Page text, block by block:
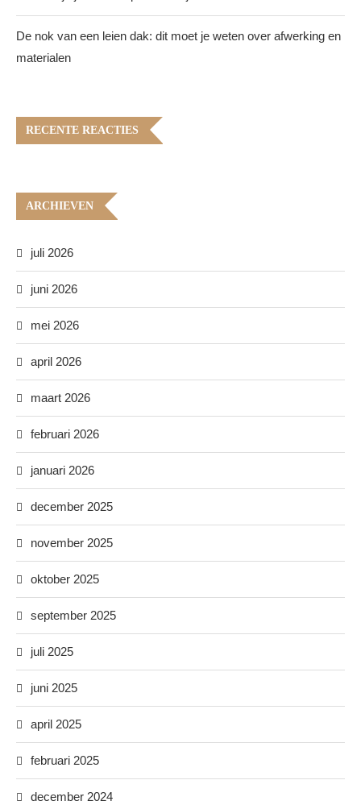
De nok van een leien dak: dit moet je weten over afwerking en
materialen
RECENTE REACTIES
ARCHIEVEN
juli 2026
juni 2026
mei 2026
april 2026
maart 2026
februari 2026
januari 2026
december 2025
november 2025
oktober 2025
september 2025
juli 2025
juni 2025
april 2025
februari 2025
december 2024